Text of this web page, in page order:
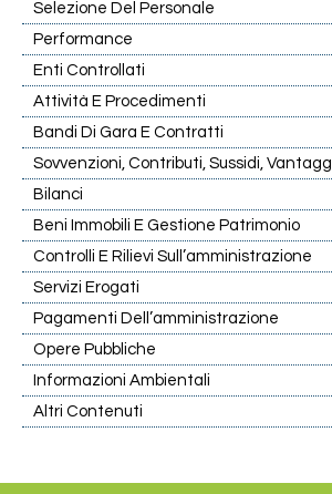
Selezione Del Personale
Performance
Enti Controllati
Attività E Procedimenti
Bandi Di Gara E Contratti
Sovvenzioni, Contributi, Sussidi,
Bilanci
Beni Immobili E Gestione Patrimonio
Controlli E Rilievi Sull’amministrazione
Servizi Erogati
Pagamenti Dell’amministrazione
Opere Pubbliche
Informazioni Ambientali
Altri Contenuti